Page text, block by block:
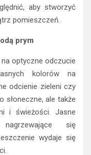
aby stworzyć
pomieszczeń.
prym
optyczne odczucie
kolorów na
odcienie zieleni czy
słoneczne, ale także
i świeżości. Jasne
się
wydaje się